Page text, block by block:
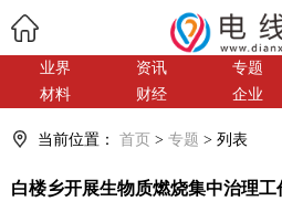
业界 资讯 专题
材料
财经 企业
当前位置： 首页 > 专题 > 列表
白楼乡开展生物质燃烧集中治理工